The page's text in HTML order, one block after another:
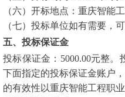
（六）开标地点：重庆智能
（七）投标单位如有需要，
五、投标保证金
投标保证金： 5000.00元整
下面指定的投标保证金账户
的有效性以重庆智能工程职